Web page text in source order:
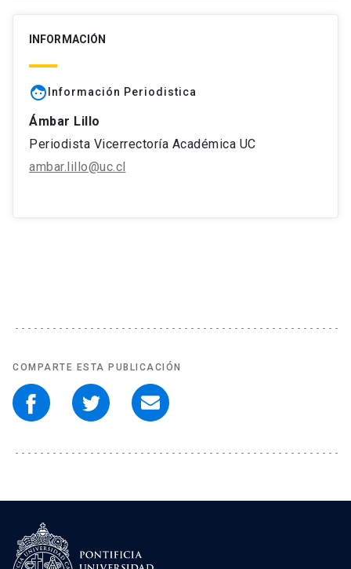
INFORMACIÓN
face Información Periodistica
Ámbar Lillo
Periodista Vicerrectoría Académica UC
ambar.lillo@uc.cl
COMPARTE ESTA PUBLICACIÓN